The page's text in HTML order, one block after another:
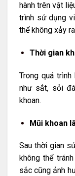
hành trên vật
trình sử dụng
thể không xảy
Thời gian
Trong quá
như sắt, sỏi
khoan.
Mũi khoan
Sau thời gian
không thể
sắc cũng ảnh